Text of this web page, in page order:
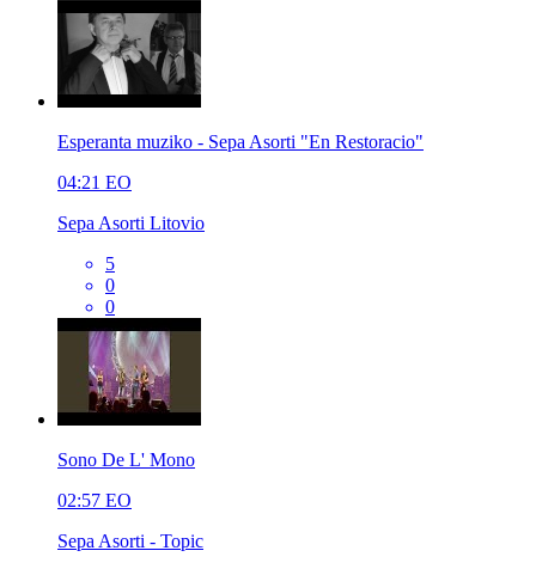
Esperanta muziko - Sepa Asorti "En Restoracio"
04:21 EO
Sepa Asorti Litovio
5
0
0
Sono De L' Mono
02:57 EO
Sepa Asorti - Topic